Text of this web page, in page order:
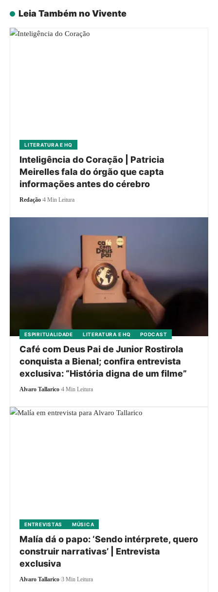
Leia Também no Vivente
LITERATURA E HQ
Inteligência do Coração | Patricia
Meirelles fala do órgão que capta
informações antes do cérebro
Redação 4 Min Leitura
ESPIRITUALIDADE LITERATURA E HQ PODCAST
Café com Deus Pai de Junior Rostirola
conquista a Bienal; confira entrevista
exclusiva: “História digna de um filme”
Alvaro Tallarico 4 Min Leitura
ENTREVISTAS MÚSICA
Malía dá o papo: ‘Sendo intérprete, quero
construir narrativas’ | Entrevista
exclusiva
Alvaro Tallarico 3 Min Leitura